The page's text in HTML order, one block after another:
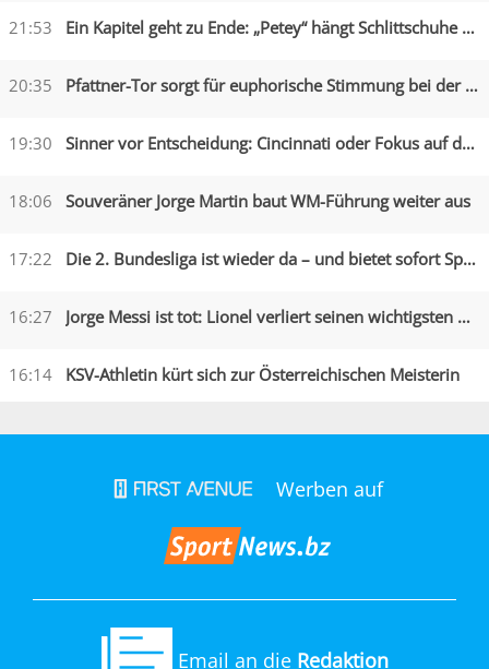
21:53 Ein Kapitel geht zu Ende: „Petey“ hängt Schlittschuhe an den Nagel
20:35 Pfattner-Tor sorgt für euphorische Stimmung bei der Austria
19:30 Sinner vor Entscheidung: Cincinnati oder Fokus auf die US Open?
18:06 Souveräner Jorge Martin baut WM-Führung weiter aus
17:22 Die 2. Bundesliga ist wieder da – und bietet sofort Spektakel
16:27 Jorge Messi ist tot: Lionel verliert seinen wichtigsten Begleiter
16:14 KSV-Athletin kürt sich zur Österreichischen Meisterin
Werben auf
Email an die Redaktion